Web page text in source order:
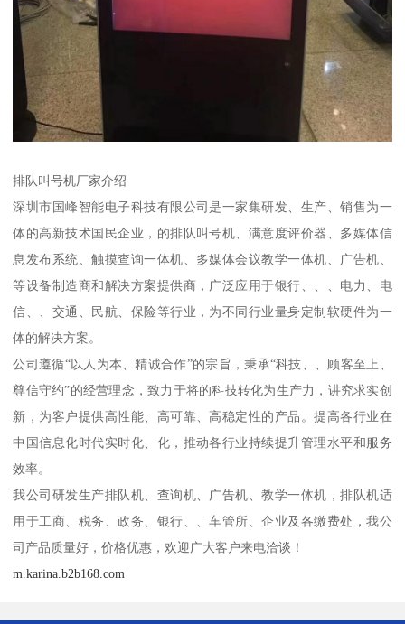
排队叫号机厂家介绍
深圳市国峰智能电子科技有限公司是一家集研发、生产、销售为一
体的高新技术国民企业，的排队叫号机、满意度评价器、多媒体信
息发布系统、触摸查询一体机、多媒体会议教学一体机、广告机、
等设备制造商和解决方案提供商，广泛应用于银行、、、电力、电
信、、交通、民航、保险等行业，为不同行业量身定制软硬件为一
体的解决方案。
公司遵循“以人为本、精诚合作”的宗旨，秉承“科技、、顾客至上、
尊信守约”的经营理念，致力于将的科技转化为生产力，讲究求实创
新，为客户提供高性能、高可靠、高稳定性的产品。提高各行业在
中国信息化时代实时化、化，推动各行业持续提升管理水平和服务
效率。
我公司研发生产排队机、查询机、广告机、教学一体机，排队机适
用于工商、税务、政务、银行、、车管所、企业及各缴费处，我公
司产品质量好，价格优惠，欢迎广大客户来电洽谈！
m.karina.b2b168.com